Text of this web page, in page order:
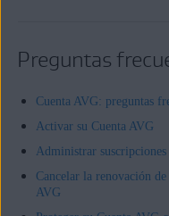
Preguntas
Cuenta AVG: preguntas
Activar su Cuenta AVG
Administrar suscripciones
Cancelar la renovación
AVG